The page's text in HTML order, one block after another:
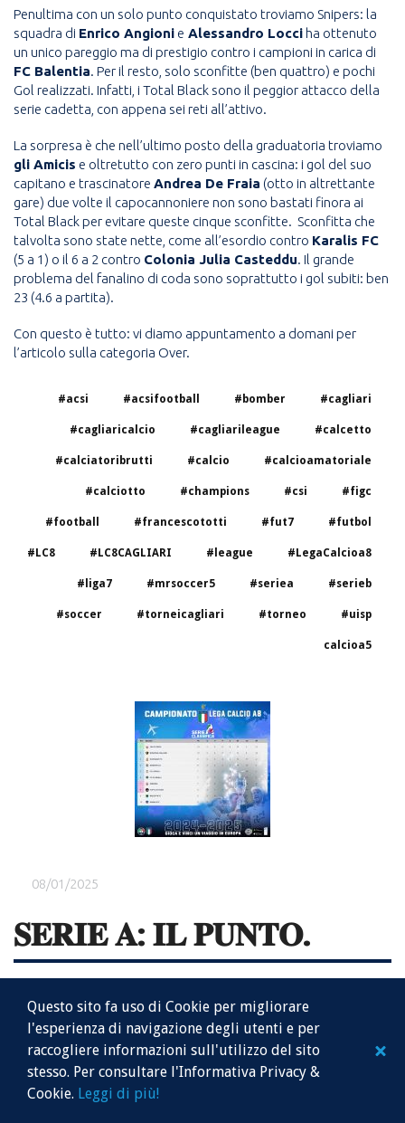
Penultima con un solo punto conquistato troviamo Snipers: la
squadra di Enrico Angioni e Alessandro Locci ha ottenuto
un unico pareggio ma di prestigio contro i campioni in carica di
FC Balentia. Per il resto, solo sconfitte (ben quattro) e pochi
Gol realizzati. Infatti, i Total Black sono il peggior attacco della
serie cadetta, con appena sei reti all’attivo.
La sorpresa è che nell’ultimo posto della graduatoria troviamo
gli Amicis e oltretutto con zero punti in cascina: i gol del suo
capitano e trascinatore Andrea De Fraia (otto in altrettante
gare) due volte il capocannoniere non sono bastati finora ai
Total Black per evitare queste cinque sconfitte. Sconfitta che
talvolta sono state nette, come all’esordio contro Karalis FC
(5 a 1) o il 6 a 2 contro Colonia Julia Casteddu. Il grande
problema del fanalino di coda sono soprattutto i gol subiti: ben
23 (4.6 a partita).
Con questo è tutto: vi diamo appuntamento a domani per
l’articolo sulla categoria Over.
#acsi #acsifootball #bomber #cagliari
#cagliaricalcio #cagliarileague #calcetto
#calciatoribrutti #calcio #calcioamatoriale
#calciotto #champions #csi #figc
#football #francescototti #fut7 #futbol
#LC8 #LC8CAGLIARI #league #LegaCalcioa8
#liga7 #mrsoccer5 #seriea #serieb
#soccer #torneicagliari #torneo #uisp
calcioa5
08/01/2025
𝐒𝐄𝐑𝐈𝐄 𝐀: 𝐈𝐋 𝐏𝐔𝐍𝐓𝐎.
Bentornati cari amici della Mr Soccer 5, siamo tutti in attesa di
riprendere il gioco: infatti, tra pochi giorni potrà ripartire il terzo
Campionatodi Lega calcio a8 Cagliarie anche ilCagliari
League C5.
Oggi illustreremo la situazione nella massima serie.
Questo sito fa uso di Cookie per migliorare
l'esperienza di navigazione degli utenti e per
raccogliere informazioni sull'utilizzo del sito
stesso. Per consultare l'Informativa Privacy &
Cookie. Leggi di più!